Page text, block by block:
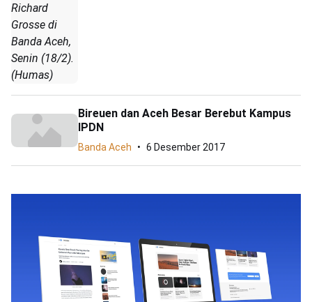
Richard
Grosse di
Banda Aceh,
Senin (18/2).
(Humas)
Bireuen dan Aceh Besar Berebut Kampus
IPDN
Banda Aceh 6 Desember 2017